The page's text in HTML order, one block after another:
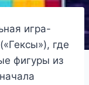
игра-
где
фигуры из